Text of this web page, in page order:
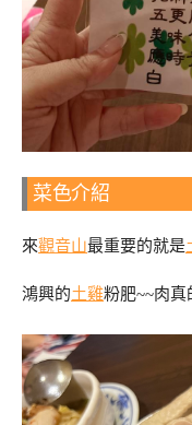
菜色介紹
來觀音山最重要的就是
鴻興的土雞粉肥~~肉真